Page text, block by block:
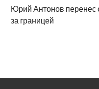
Юрий Антонов
за границей